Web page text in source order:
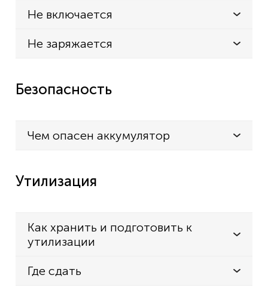
Не включается
Не заряжается
Безопасность
Чем опасен аккумулятор
Утилизация
Как хранить и подготовить к
утилизации
Где сдать